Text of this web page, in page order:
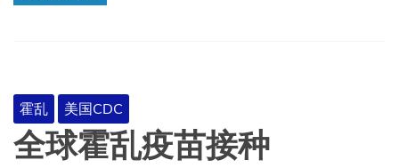
霍乱 美国CDC
全球霍乱疫苗接种